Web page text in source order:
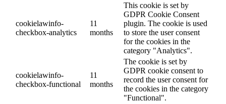
cookielawinfo-
checkbox-analytics
11
months
This cookie is set by
GDPR Cookie Consent
plugin. The cookie is used
to store the user consent
for the cookies in the
category "Analytics".
cookielawinfo-
checkbox-functional
11
months
The cookie is set by
GDPR cookie consent to
record the user consent for
the cookies in the category
"Functional".